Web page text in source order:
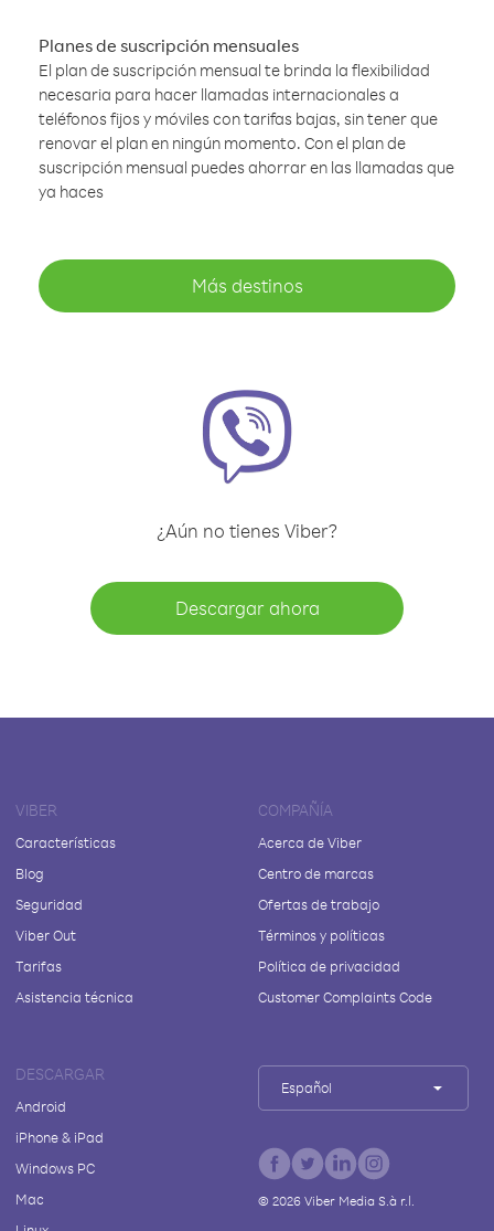
Planes de suscripción mensuales
El plan de suscripción mensual te brinda la flexibilidad
necesaria para hacer llamadas internacionales a
teléfonos fijos y móviles con tarifas bajas, sin tener que
renovar el plan en ningún momento. Con el plan de
suscripción mensual puedes ahorrar en las llamadas que
ya haces
Más destinos
¿Aún no tienes Viber?
Descargar ahora
VIBER
Características
Blog
Seguridad
Viber Out
Tarifas
Asistencia técnica
COMPAÑÍA
Acerca de Viber
Centro de marcas
Ofertas de trabajo
Términos y políticas
Política de privacidad
Customer Complaints Code
DESCARGAR
Android
iPhone & iPad
Windows PC
Mac
Español
© 2026Viber Media S.à r.l.